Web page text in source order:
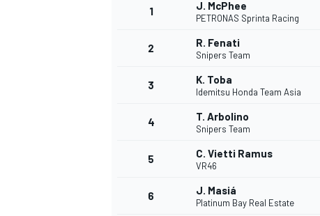
FÓRMULA E
1 J. McPhee
PETRONAS Sprinta Racing
2 R. Fenati
Snipers Team
3 K. Toba
Idemitsu Honda Team Asia
4 T. Arbolino
Snipers Team
5 C. Vietti Ramus
VR46
6 J. Masiá
Platinum Bay Real Estate